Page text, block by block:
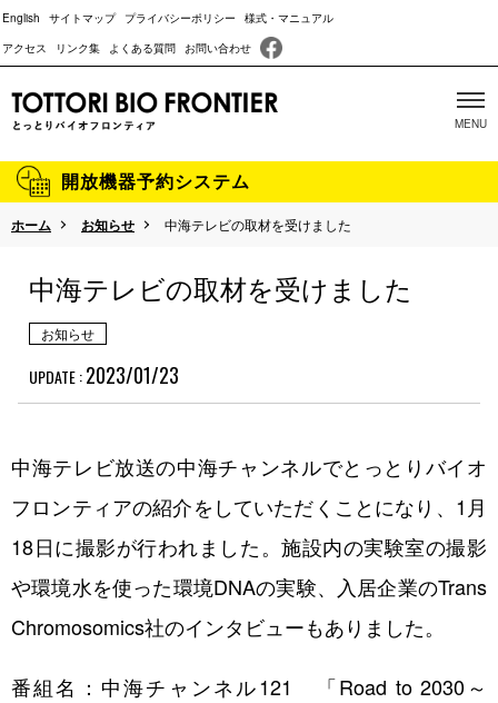
English サイトマップ プライバシーポリシー
様式・マニュアル
アクセス
リンク集 よくある質問 お問い合わせ
当施設について
主な取り組み
沿革
成果報告
動物実験に関する情報開示
アクセス
機器利用のご案内
開放機器予約システム
ホーム お知らせ 中海テレビの取材を受けました
中海テレビの取材を受けました
お知らせ
UPDATE :2023/01/23
中海テレビ放送の中海チャンネルでとっとりバイオ
フロンティアの紹介をしていただくことになり、1月
18日に撮影が行われました。施設内の実験室の撮影
や環境水を使った環境DNAの実験、入居企業のTrans
Chromosomics社のインタビューもありました。
番組名：中海チャンネル121 「Road to 2030～